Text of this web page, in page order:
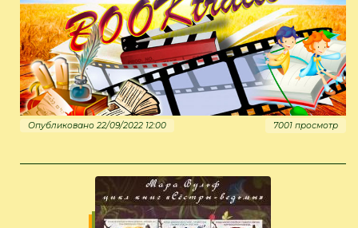
Опубликовано 22/09/2022 12:00 7001 просмотр